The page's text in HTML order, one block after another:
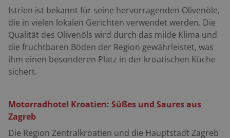
Istrien ist bekannt für seine hervorragenden Olivenöle,
die in vielen lokalen Gerichten verwendet werden. Die
Qualität des Olivenöls wird durch das milde Klima und
die fruchtbaren Böden der Region gewährleistet, was
ihm einen besonderen Platz in der kroatischen Küche
sichert.
Motorradhotel Kroatien: Süßes und Saures aus
Zagreb
Die Region Zentralkroatien und die Hauptstadt Zagreb